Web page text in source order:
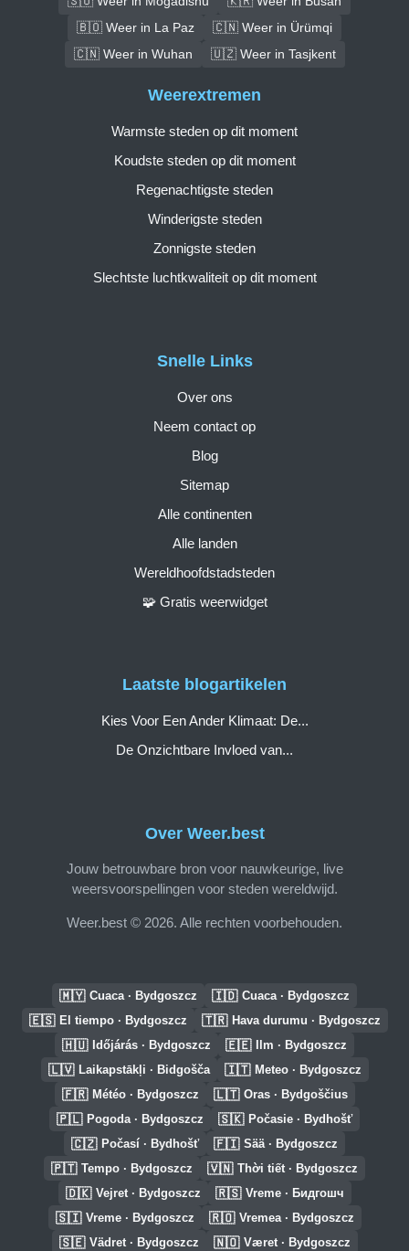
🇧🇴 Weer in La Paz
🇨🇳 Weer in Ürümqi
🇨🇳 Weer in Wuhan
🇺🇿 Weer in Tasjkent
Over Weer.best
Jouw betrouwbare bron voor nauwkeurige, live
weersvoorspellingen voor steden wereldwijd.
Weer.best © 2026. Alle rechten voorbehouden.
Snelle Links
Over ons
Neem contact op
Blog
Sitemap
Alle continenten
Alle landen
Wereldhoofdstadsteden
🧩 Gratis weerwidget
Weerextremen
Warmste steden op dit moment
Koudste steden op dit moment
Regenachtigste steden
Winderigste steden
Zonnigste steden
Slechtste luchtkwaliteit op dit moment
Laatste blogartikelen
Kies Voor Een Ander Klimaat: De...
De Onzichtbare Invloed van...
🇲🇾 Cuaca · Bydgoszcz 🇮🇩 Cuaca · Bydgoszcz
🇪🇸 El tiempo · Bydgoszcz 🇹🇷 Hava durumu · Bydgoszcz
🇭🇺 Időjárás · Bydgoszcz 🇪🇪 Ilm · Bydgoszcz
🇱🇻 Laikapstākļi · Bidgošča 🇮🇹 Meteo · Bydgoszcz
🇫🇷 Météo · Bydgoszcz 🇱🇹 Oras · Bydgoščius
🇵🇱 Pogoda · Bydgoszcz 🇸🇰 Počasie · Bydhošť
🇨🇿 Počasí · Bydhošť 🇫🇮 Sää · Bydgoszcz
🇵🇹 Tempo · Bydgoszcz 🇻🇳 Thời tiết · Bydgoszcz
🇩🇰 Vejret · Bydgoszcz 🇷🇸 Vreme · Бидгошч
🇸🇮 Vreme · Bydgoszcz 🇷🇴 Vremea · Bydgoszcz
🇸🇪 Vädret · Bydgoszcz 🇳🇴 Været · Bydgoszcz